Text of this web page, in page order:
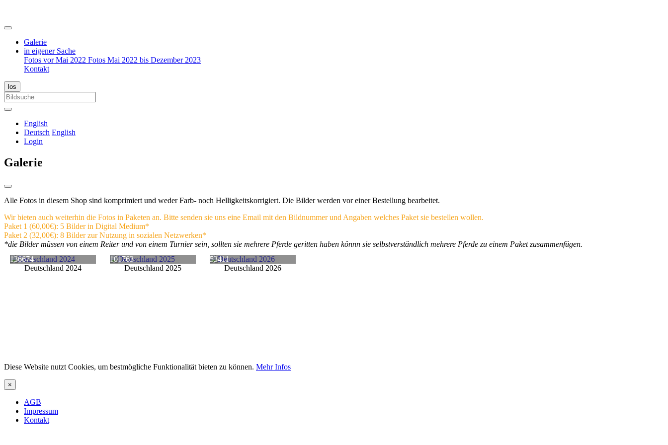
Galerie
in eigener Sache
Fotos vor Mai 2022 Fotos Mai 2022 bis Dezember 2023
Kontakt
English
Deutsch English
Login
Galerie
Alle Fotos in diesem Shop sind komprimiert und weder Farb- noch Helligkeitskorrigiert. Die Bilder werden vor einer Bestellung bearbeitet.
Wir bieten auch weiterhin die Fotos in Paketen an. Bitte senden sie uns eine Email mit den Bildnummer und Angaben welches Paket sie bestellen wollen.
Paket 1 (60,00€): 5 Bilder in Digital Medium*
Paket 2 (32,00€): 8 Bilder zur Nutzung in sozialen Netzwerken*
*die Bilder müssen von einem Reiter und von einem Turnier sein, sollten sie mehrere Pferde geritten haben könnn sie selbstverständlich mehrere Pferde zu einem Paket zusammenfügen.
136674
Deutschland 2024
101763
Deutschland 2025
53411
Deutschland 2026
Diese Website nutzt Cookies, um bestmögliche Funktionalität bieten zu können. Mehr Infos
×
AGB
Impressum
Kontakt